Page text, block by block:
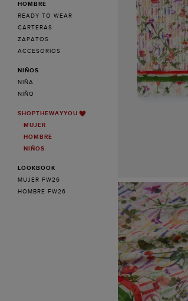
HOMBRE
READY TO WEAR
CARTERAS
ZAPATOS
ACCESORIOS
NIÑOS
NIÑA
NIÑO
SHOPTHEWAYYOU
MUJER
HOMBRE
NIÑOS
LOOKBOOK
MUJER FW26
HOMBRE FW26